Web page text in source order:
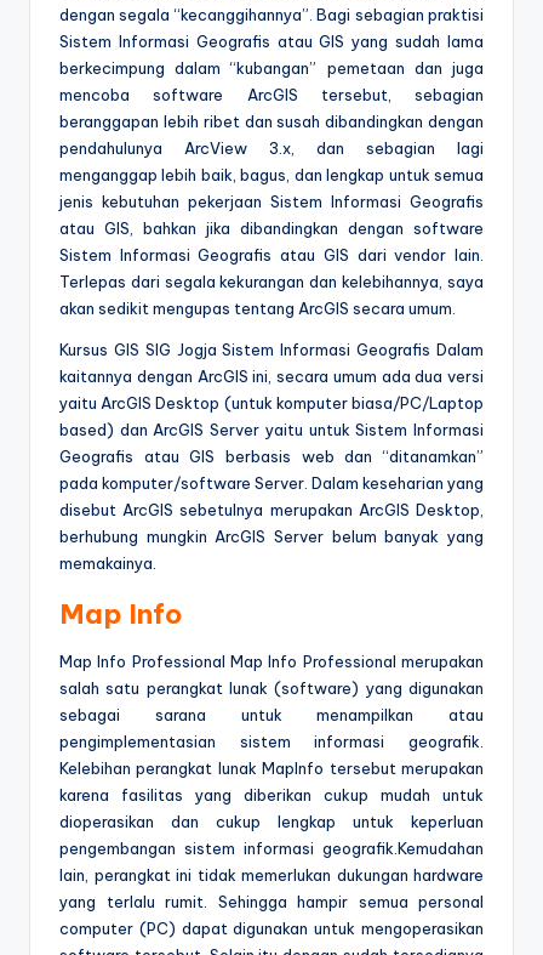
dengan segala “kecanggihannya”. Bagi sebagian praktisi
Sistem Informasi Geografis atau GIS yang sudah lama
berkecimpung dalam “kubangan” pemetaan dan juga
mencoba software ArcGIS tersebut, sebagian
beranggapan lebih ribet dan susah dibandingkan dengan
pendahulunya ArcView 3.x, dan sebagian lagi
menganggap lebih baik, bagus, dan lengkap untuk semua
jenis kebutuhan pekerjaan Sistem Informasi Geografis
atau GIS, bahkan jika dibandingkan dengan software
Sistem Informasi Geografis atau GIS dari vendor lain.
Terlepas dari segala kekurangan dan kelebihannya, saya
akan sedikit mengupas tentang ArcGIS secara umum.
Kursus GIS SIG Jogja Sistem Informasi Geografis Dalam
kaitannya dengan ArcGIS ini, secara umum ada dua versi
yaitu ArcGIS Desktop (untuk komputer biasa/PC/Laptop
based) dan ArcGIS Server yaitu untuk Sistem Informasi
Geografis atau GIS berbasis web dan “ditanamkan”
pada komputer/software Server. Dalam keseharian yang
disebut ArcGIS sebetulnya merupakan ArcGIS Desktop,
berhubung mungkin ArcGIS Server belum banyak yang
memakainya.
Map Info
Map Info Professional Map Info Professional merupakan
salah satu perangkat lunak (software) yang digunakan
sebagai sarana untuk menampilkan atau
pengimplementasian sistem informasi geografik.
Kelebihan perangkat lunak MapInfo tersebut merupakan
karena fasilitas yang diberikan cukup mudah untuk
dioperasikan dan cukup lengkap untuk keperluan
pengembangan sistem informasi geografik.Kemudahan
lain, perangkat ini tidak memerlukan dukungan hardware
yang terlalu rumit. Sehingga hampir semua personal
computer (PC) dapat digunakan untuk mengoperasikan